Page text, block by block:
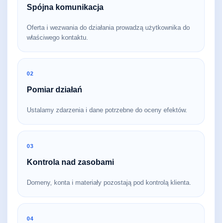
Spójna komunikacja
Oferta i wezwania do działania prowadzą użytkownika do
właściwego kontaktu.
02
Pomiar działań
Ustalamy zdarzenia i dane potrzebne do oceny efektów.
03
Kontrola nad zasobami
Domeny, konta i materiały pozostają pod kontrolą klienta.
04